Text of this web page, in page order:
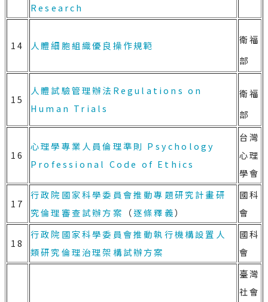
Research
14 人體細胞組織優良操作規範
衛福
部
15
人體試驗管理辦法 Regulations on
Human Trials
衛福
部
16
心理學專業人員倫理準則 Psychology
Professional Code of Ethics
台灣
心理
學會
17
行政院國家科學委員會推動專題研究計畫研
究倫理審查試辦方案
（逐條釋義）
國科
會
18
行政院國家科學委員會推動執行機構設置人
類研究倫理治理架構試辦方案
國科
會
臺灣
社會